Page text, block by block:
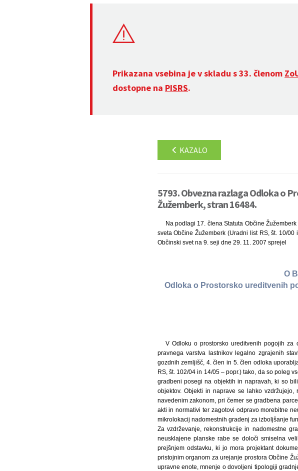
Prikazana vsebina je v skladu s 33. členom
dostopne na PISRS.
KAZALO
5793. Obvezna razlaga Odloka o
Žužemberk, stran 16484.
Na podlagi 17. člena Statuta Občine
sveta Občine Žužemberk (Uradni list RS, št. 10/
Občinski svet na 9. seji dne 29. 11. 2007 sprejel
O
Odloka o Prostorsko ureditvenih
V Odloku o prostorsko ureditvenih pogojih
pravnega varstva lastnikov legalno zgrajenih
gozdnih zemljišč, 4. člen in 5. člen odloka
RS, št. 102/04 in 14/05 – popr.) tako, da so poleg
gradbeni posegi na objektih in napravah, ki so
objektov. Objekti in naprave se lahko
navedenim zakonom, pri čemer se gradbena
akti in normativi ter zagotovi odpravo morebitne
mikrolokacij nadomestnih gradenj za izboljšanje
Za vzdrževanje, rekonstrukcije in nadomestne
neusklajene planske rabe se določi smiselna
prejšnjem odstavku, ki jo mora projektant
pristojnim organom za urejanje prostora Občine
upravne enote, mnenje o dovoljeni tipologiji